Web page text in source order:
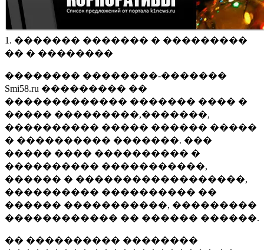
1. ������� ������� � ���������
�� � ��������
�������� ��������-�������
Smi58.ru ��������� ��
������������� ������� ���� �
����� ���������,�������,
���������� ����� ������ �����
� ���������� �������. ���
����� ���� ���������� �
���������� �����������,
������ � ������������������,
���������� ���������� ��
������ �����������, ���������
������������ �� ������ ������.
�� ���������� ��������